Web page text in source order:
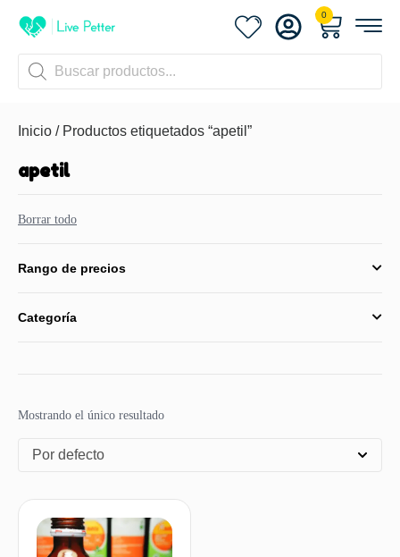
0
Inicio / Productos etiquetados “apetil”
apetil
Borrar todo
Rango de precios
Categoría
Mostrando el único resultado
Por defecto